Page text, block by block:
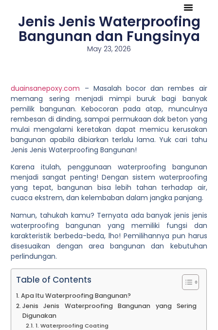
Jenis Jenis Waterproofing
Bangunan dan Fungsinya
May 23, 2026
duainsanepoxy.com – Masalah bocor dan rembes air
memang sering menjadi mimpi buruk bagi banyak
pemilik bangunan. Kebocoran pada atap, munculnya
rembesan di dinding, sampai permukaan dak beton yang
mulai mengalami keretakan dapat memicu kerusakan
bangunan apabila dibiarkan terlalu lama. Yuk cari tahu
Jenis Jenis Waterproofing Bangunan!
Karena itulah, penggunaan waterproofing bangunan
menjadi sangat penting! Dengan sistem waterproofing
yang tepat, bangunan bisa lebih tahan terhadap air,
cuaca ekstrem, dan kelembaban dalam jangka panjang.
Namun, tahukah kamu? Ternyata ada banyak jenis jenis
waterproofing bangunan yang memiliki fungsi dan
karakteristik berbeda-beda, lho! Pemilihannya pun harus
disesuaikan dengan area bangunan dan kebutuhan
perlindungan.
Table of Contents
Apa Itu Waterproofing Bangunan?
Jenis Jenis Waterproofing Bangunan yang Sering
Digunakan
1. Waterproofing Coating